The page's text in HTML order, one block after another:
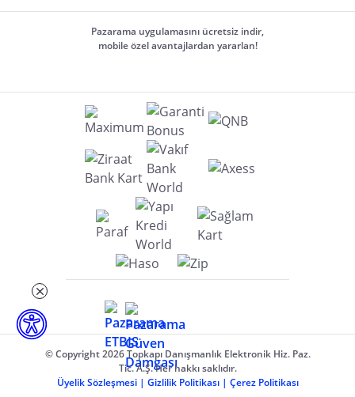
Pazarama uygulamasını ücretsiz indir,
mobile özel avantajlardan yararlan!
© Copyright 2026 Topkapı Danışmanlık Elektronik Hiz. Paz.
Tic. A.Ş. Her hakkı saklıdır.
Üyelik Sözleşmesi | Gizlilik Politikası | Çerez Politikası